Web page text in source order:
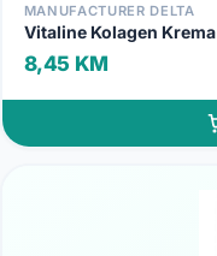
MANUFACTURER DELTA
Vitaline Kolagen Krema
8,45 KM